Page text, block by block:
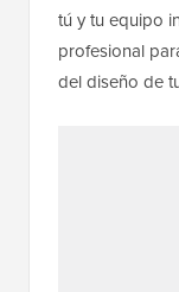
tú y tu equipo
profesional
del diseño de